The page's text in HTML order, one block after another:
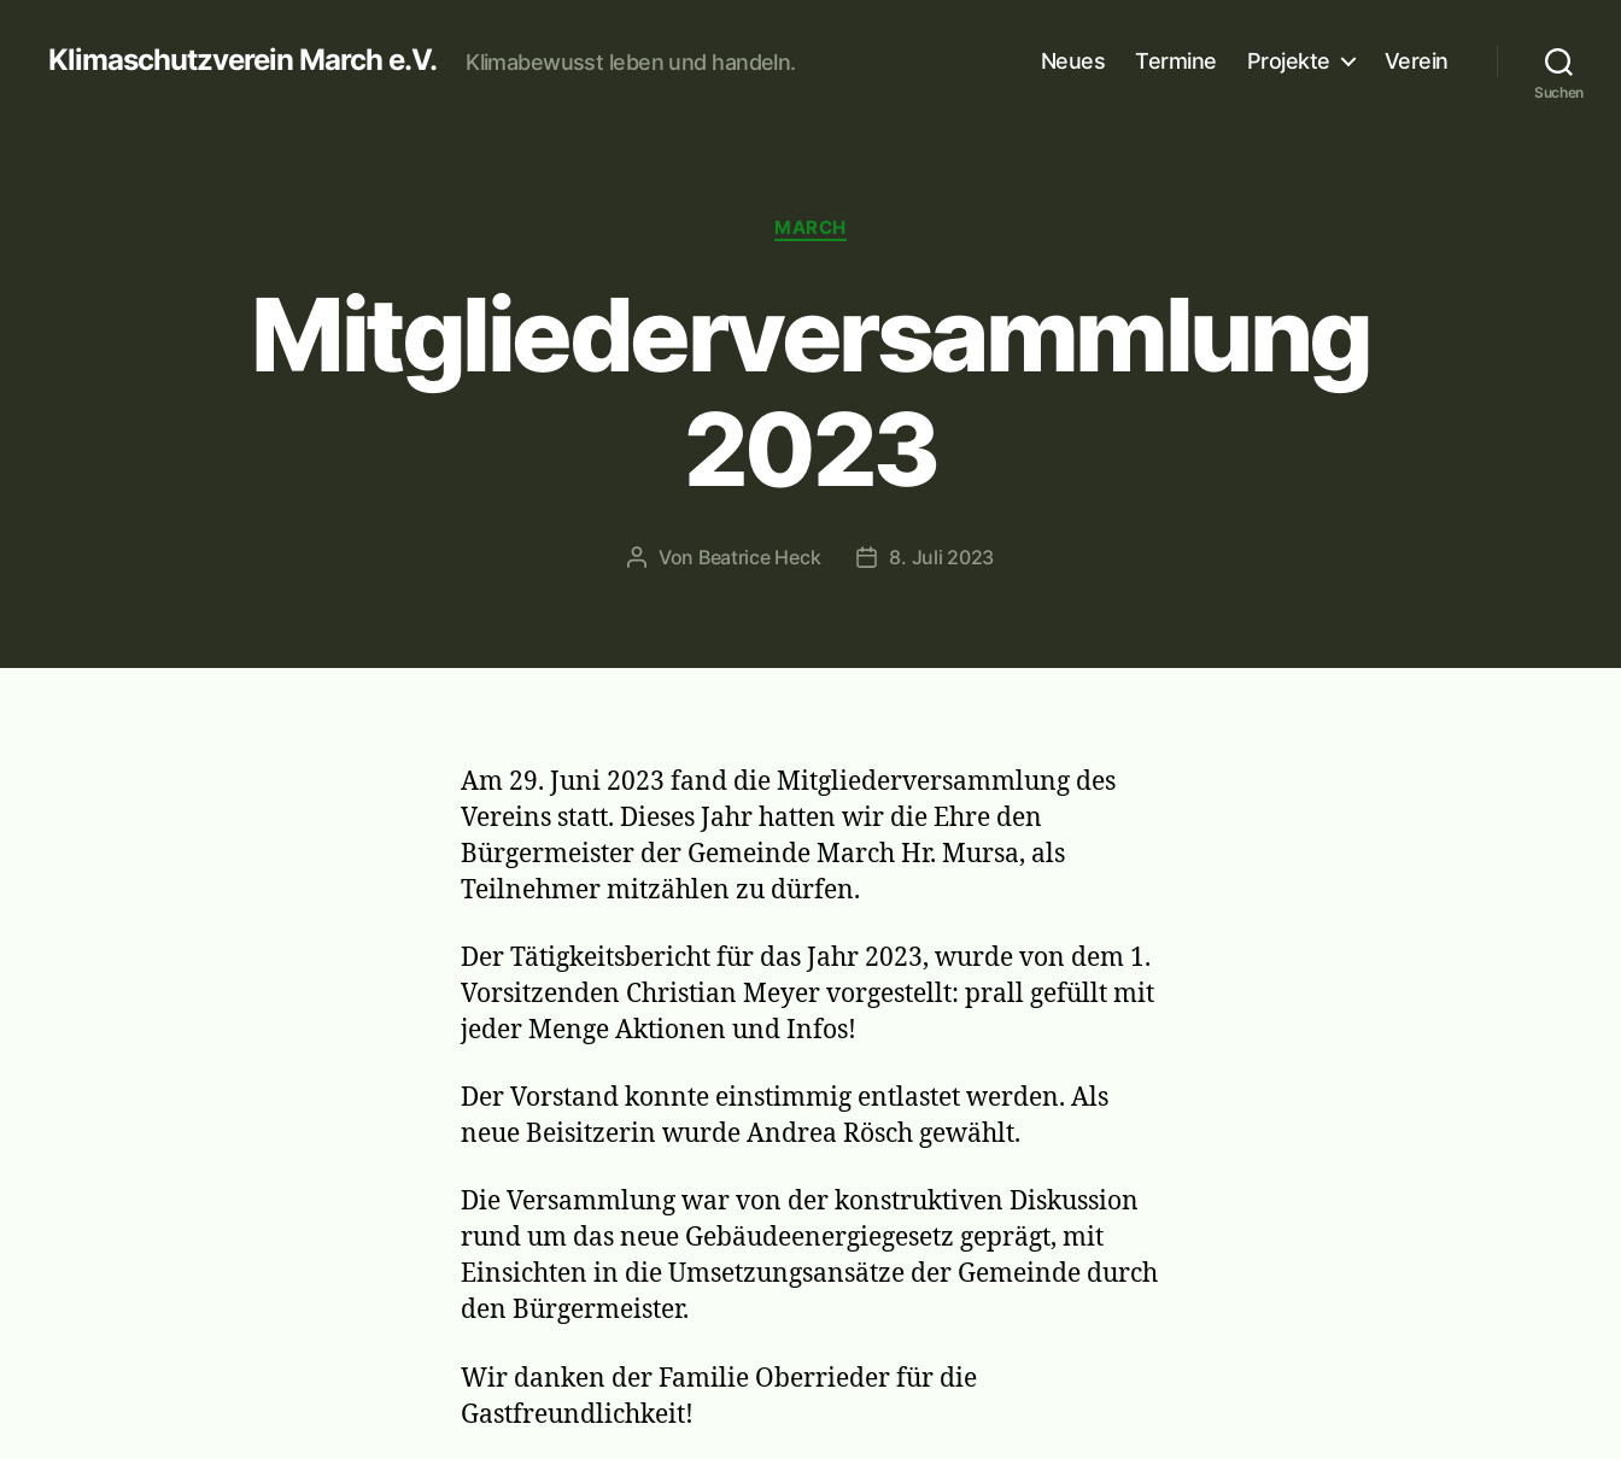
Klimaschutzverein March e.V. Klimabewusst leben und handeln. Neues Termine Projekte Verein
Suchen
Kategorien
MARCH
Mitgliederversammlung
2023
Beitragsautor
Von Beatrice Heck Veröffentlichungsdatum
8. Juli 2023
Am 29. Juni 2023 fand die Mitgliederversammlung des
Vereins statt. Dieses Jahr hatten wir die Ehre den
Bürgermeister der Gemeinde March Hr. Mursa, als
Teilnehmer mitzählen zu dürfen.
Der Tätigkeitsbericht für das Jahr 2023, wurde von dem 1.
Vorsitzenden Christian Meyer vorgestellt: prall gefüllt mit
jeder Menge Aktionen und Infos!
Der Vorstand konnte einstimmig entlastet werden. Als
neue Beisitzerin wurde Andrea Rösch gewählt.
Die Versammlung war von der konstruktiven Diskussion
rund um das neue Gebäudeenergiegesetz geprägt, mit
Einsichten in die Umsetzungsansätze der Gemeinde durch
den Bürgermeister.
Wir danken der Familie Oberrieder für die
Gastfreundlichkeit!